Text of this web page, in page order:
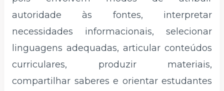
autoridade às fontes, interpretar
necessidades informacionais, selecionar
linguagens adequadas, articular conteúdos
curriculares, produzir materiais,
compartilhar saberes e orientar estudantes